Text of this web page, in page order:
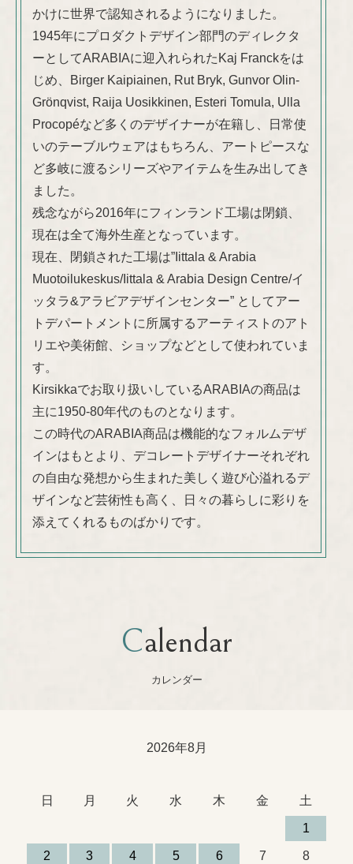
かけに世界で認知されるようになりました。
1945年にプロダクトデザイン部門のディレクタ
ーとしてARABIAに迎入れられたKaj Franckをは
じめ、Birger Kaipiainen, Rut Bryk, Gunvor Olin-
Grönqvist, Raija Uosikkinen, Esteri Tomula, Ulla
Procopéなど多くのデザイナーが在籍し、日常使
いのテーブルウェアはもちろん、アートピースな
ど多岐に渡るシリーズやアイテムを生み出してき
ました。
残念ながら2016年にフィンランド工場は閉鎖、
現在は全て海外生産となっています。
現在、閉鎖された工場は”Iittala & Arabia
Muotoilukeskus/Iittala & Arabia Design Centre/イ
ッタラ&アラビアデザインセンター” としてアー
トデパートメントに所属するアーティストのアト
リエや美術館、ショップなどとして使われていま
す。
Kirsikkaでお取り扱いしているARABIAの商品は
主に1950-80年代のものとなります。
この時代のARABIA商品は機能的なフォルムデザ
インはもとより、デコレートデザイナーそれぞれ
の自由な発想から生まれた美しく遊び心溢れるデ
ザインなど芸術性も高く、日々の暮らしに彩りを
添えてくれるものばかりです。
Calendar
カレンダー
2026年8月
日 月 火 水 木 金 土
1
2 3 4 5 6 7 8